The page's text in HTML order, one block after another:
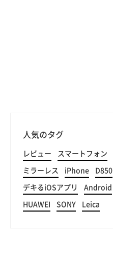
人気のタグ
レビュー スマートフォン
ミラーレス iPhone D850
デキるiOSアプリ Android
HUAWEI SONY Leica